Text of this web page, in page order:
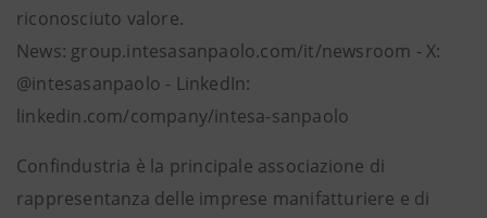
riconosciuto valore.
News: group.intesasanpaolo.com/it/newsroom - X:
@intesasanpaolo - LinkedIn:
linkedin.com/company/intesa-sanpaolo
Confindustria è la principale associazione di
rappresentanza delle imprese manifatturiere e di